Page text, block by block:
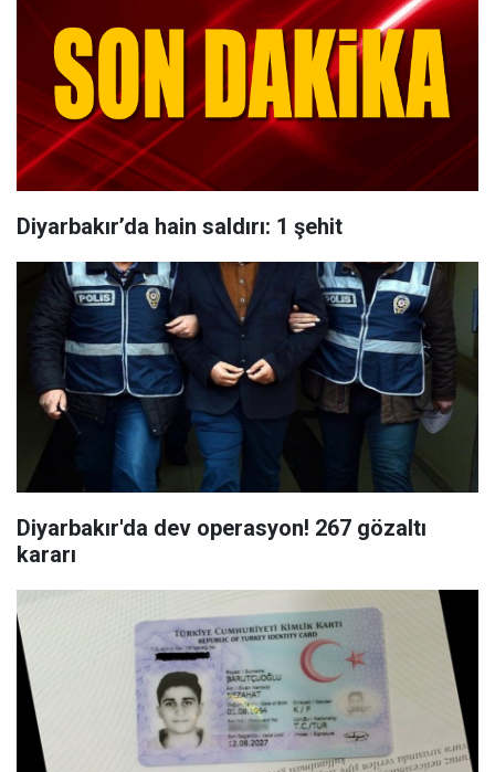
Diyarbakır’da hain saldırı: 1 şehit
Diyarbakır'da dev operasyon! 267 gözaltı
kararı